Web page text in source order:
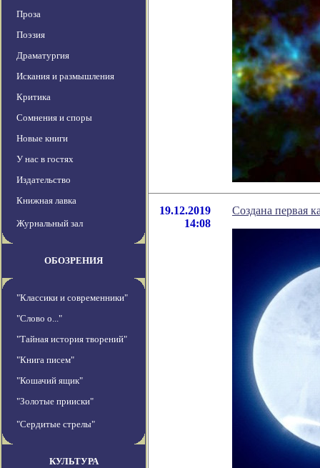
Проза
Поэзия
Драматургия
Искания и размышления
Критика
Сомнения и споры
Новые книги
У нас в гостях
Издательство
Книжная лавка
Журнальный зал
ОБОЗРЕНИЯ
"Классики и современники"
"Слово о..."
"Тайная история творений"
"Книга писем"
"Кошачий ящик"
"Золотые прииски"
"Сердитые стрелы"
КУЛЬТУРА
19.12.2019
14:08
Создана первая